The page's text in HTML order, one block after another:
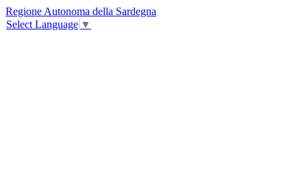
Regione Autonoma della Sardegna
Select Language ▼